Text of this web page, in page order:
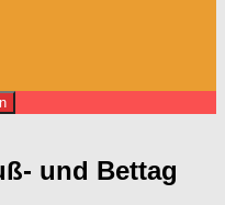
und Bettag